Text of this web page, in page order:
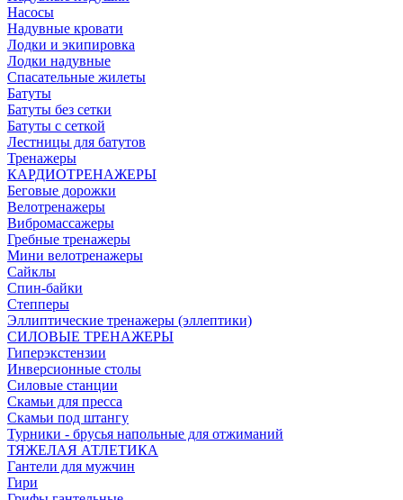
Насосы
Надувные кровати
Лодки и экипировка
Лодки надувные
Спасательные жилеты
Батуты
Батуты без сетки
Батуты с сеткой
Лестницы для батутов
Тренажеры
КАРДИОТРЕНАЖЕРЫ
Беговые дорожки
Велотренажеры
Вибромассажеры
Гребные тренажеры
Мини велотренажеры
Сайклы
Спин-байки
Степперы
Эллиптические тренажеры (эллептики)
СИЛОВЫЕ ТРЕНАЖЕРЫ
Гиперэкстензии
Инверсионные столы
Силовые станции
Скамьи для пресса
Скамьи под штангу
Турники - брусья напольные для отжиманий
ТЯЖЕЛАЯ АТЛЕТИКА
Гантели для мужчин
Гири